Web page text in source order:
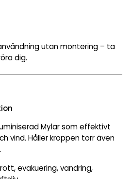
utan montering – ta
dig.
Mylar som effektivt
vind. Håller kroppen torr även
evakuering, vandring,